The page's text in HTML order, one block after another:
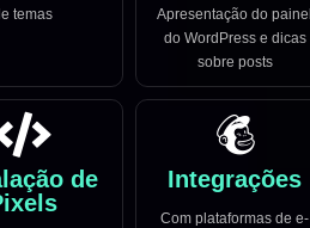
temas
Apresentação do painel
do WordPress e dicas
sobre posts
de
Integrações
Com plataformas de e-